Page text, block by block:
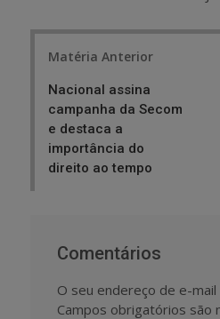
Matéria Anterior
Nacional assina
campanha da Secom
e destaca a
importância do
direito ao tempo
Comentários
O seu endereço de e-
Campos obrigatórios são